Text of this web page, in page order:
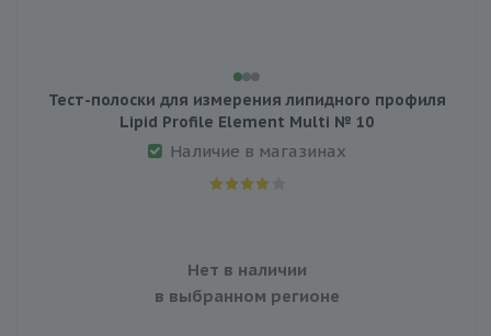
Тест-полоски для измерения липидного профиля
Lipid Profile Element Multi № 10
Наличие в магазинах
Нет в наличии
в выбранном регионе